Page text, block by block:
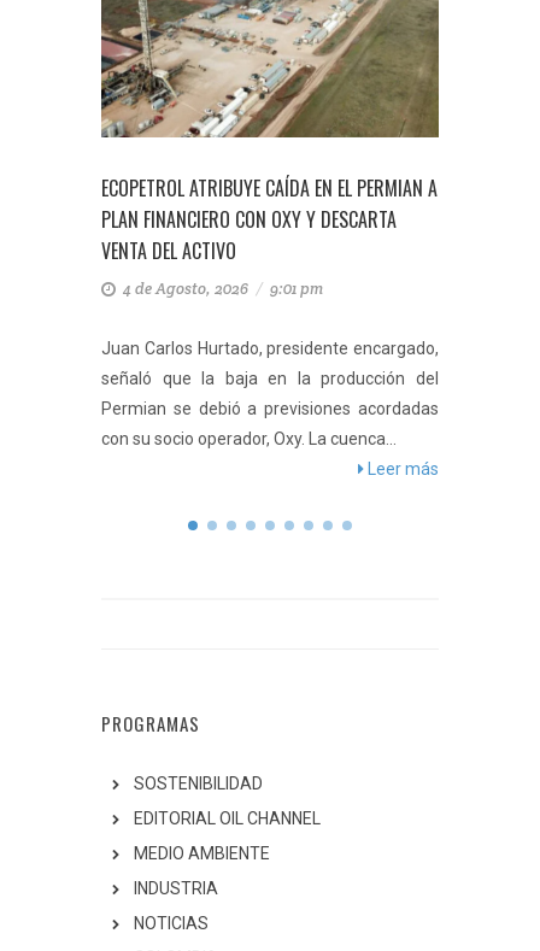
ECOPETROL ATRIBUYE CAÍDA EN EL PERMIAN A
PLAN FINANCIERO CON OXY Y DESCARTA
VENTA DEL ACTIVO
4 de Agosto, 2026 / 9:01 pm
Juan Carlos Hurtado, presidente encargado,
señaló que la baja en la producción del
Permian se debió a previsiones acordadas
con su socio operador, Oxy. La cuenca...
Leer más
PROGRAMAS
SOSTENIBILIDAD
EDITORIAL OIL CHANNEL
MEDIO AMBIENTE
INDUSTRIA
NOTICIAS